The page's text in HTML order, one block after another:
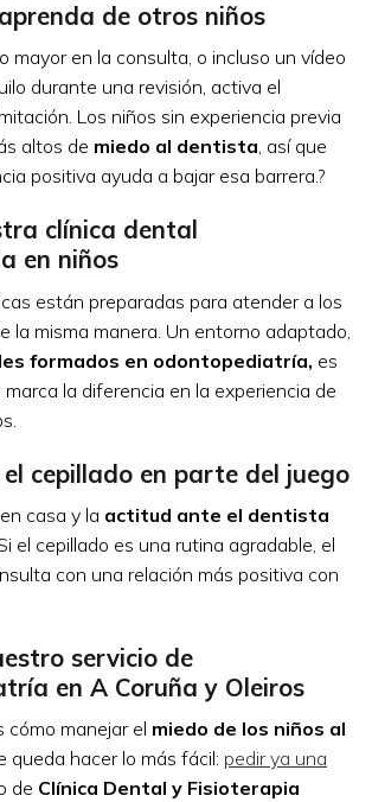
de otros niños
mayor en la consulta, o incluso un vídeo
durante una revisión, activa el
Los niños sin experiencia previa
altos de miedo al dentista, así que
positiva ayuda a bajar esa barrera.?
clínica dental
en niños
están preparadas para atender a los
la misma manera. Un entorno adaptado,
formados en odontopediatría, es
la diferencia en la experiencia de
cepillado en parte del juego
casa y la actitud ante el dentista
el cepillado es una rutina agradable, el
con una relación más positiva con
servicio de
en A Coruña y Oleiros
cómo manejar el miedo de los niños al
queda hacer lo más fácil: pedir ya una
de Clínica Dental y Fisioterapia